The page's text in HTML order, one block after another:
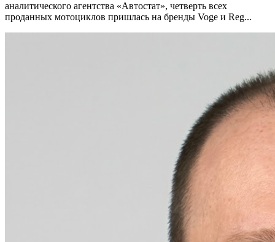
аналитического агентства «Автостат», четверть всех
проданных мотоциклов пришлась на бренды Voge и Reg...